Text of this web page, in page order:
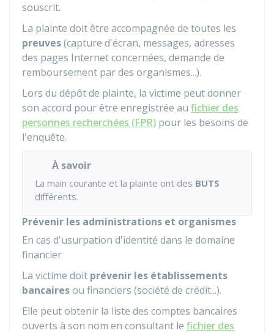
souscrit.
La plainte doit être accompagnée de toutes les
preuves(capture d'écran, messages, adresses
des pages Internet concernées, demande de
remboursement par des organismes...).
Lors du dépôt de plainte, la victime peut donner
son accord pour être enregistrée au fichier des
personnes recherchées (FPR) pour les besoins de
l'enquête.
À savoir
La main courante et la plainte ont des BUTS
différents.
Prévenir les administrations et organismes
En cas d'usurpation d'identité dans le domaine
financier
La victime doit prévenir les établissements
bancairesou financiers (société de crédit...).
Elle peut obtenir la liste des comptes bancaires
ouverts à son nom en consultant le fichier des